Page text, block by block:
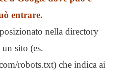
entrare.
nella directory
sito (es.
robots.txt) che indica ai